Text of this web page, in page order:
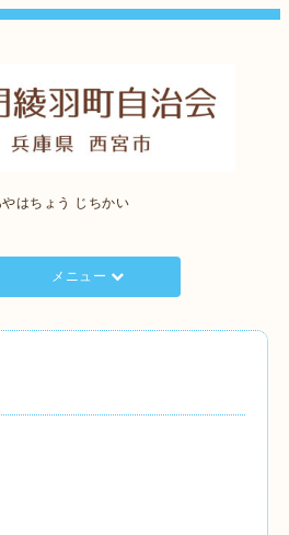
はちょう じちかい
メニュー